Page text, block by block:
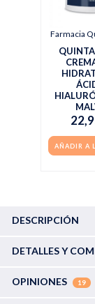
Farmacia
AÑADIR A
DESCRIPCIÓN
DETALLES Y
OPINIONES 19